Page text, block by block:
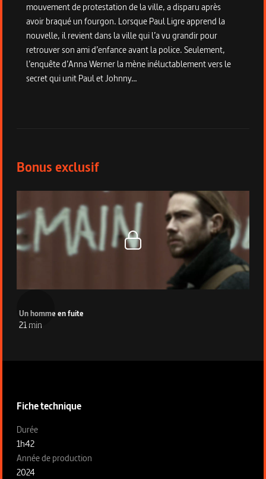
mouvement de protestation de la ville, a disparu après
avoir braqué un fourgon. Lorsque Paul Ligre apprend la
nouvelle, il revient dans la ville qui l’a vu grandir pour
retrouver son ami d’enfance avant la police. Seulement,
l’enquête d’Anna Werner la mène inéluctablement vers le
secret qui unit Paul et Johnny…
Bonus du programme
Bonus exclusif
Un homme en fuite
21 min
Fiche technique
Fiche technique section gauche
Durée
1h42
Année de production
2024